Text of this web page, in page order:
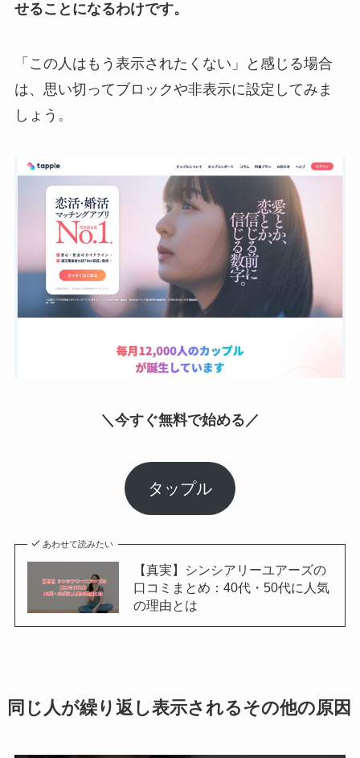
せることになるわけです。
「この人はもう表示されたくない」と感じる場合
は、思い切ってブロックや非表示に設定してみま
しょう。
＼今すぐ無料で始める／
タップル
あわせて読みたい
【真実】シンシアリーユアーズの
口コミまとめ：40代・50代に人気
の理由とは
同じ人が繰り返し表示されるその他の原因